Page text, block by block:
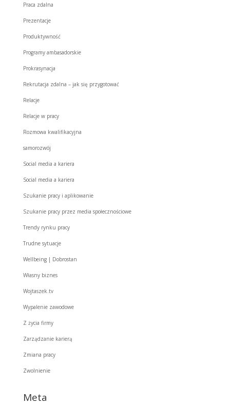
Praca zdalna
Prezentacje
Produktywność
Programy ambasadorskie
Prokrasynacja
Rekrutacja zdalna – jak się przygotować
Relacje
Relacje w pracy
Rozmowa kwalifikacyjna
samorozwój
Social media a kariera
Social media a kariera
Szukanie pracy i aplikowanie
Szukanie pracy przez media społecznościowe
Trendy rynku pracy
Trudne sytuacje
Wellbeing | Dobrostan
Własny biznes
Wojtaszek.tv
Wypalenie zawodowe
Z życia firmy
Zarządzanie karierą
Zmiana pracy
Zwolnienie
Meta